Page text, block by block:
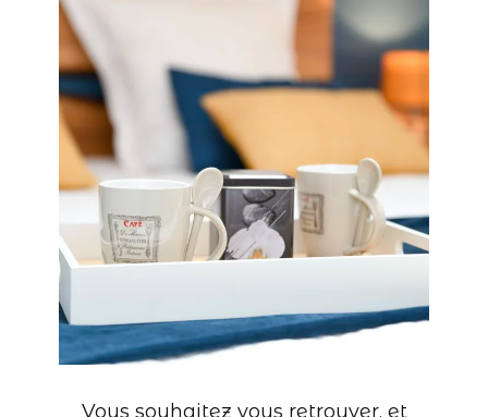
Vous souhaitez vous retrouver, et